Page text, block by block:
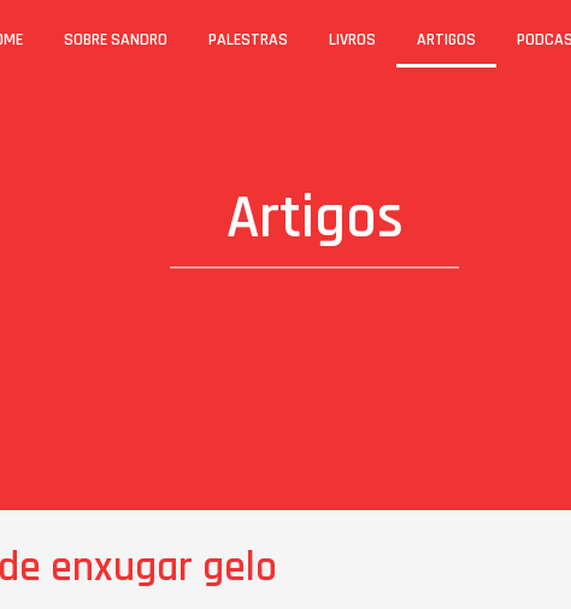
SOBRE SANDRO PALESTRAS LIVROS ARTIGOS
Artigos
enxugar gelo